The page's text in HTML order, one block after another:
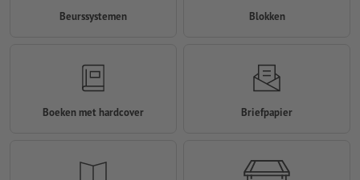
Beurssystemen Blokken
Boeken met hardcover Briefpapier